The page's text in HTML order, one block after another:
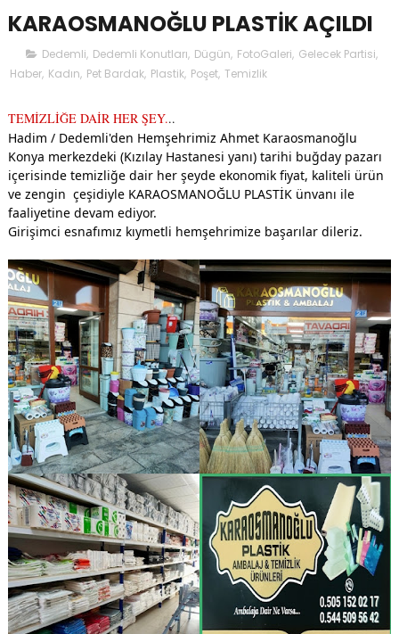
KARAOSMANOĞLU PLASTİK AÇILDI
Dedemli, Dedemli Konutları, Dügün, FotoGaleri, Gelecek Partisi,
Haber, Kadın, Pet Bardak, Plastik, Poşet, Temizlik
TEMİZLİĞE DAİR HER ŞEY...
Hadim / Dedemli'den Hemşehrimiz Ahmet Karaosmanoğlu
Konya merkezdeki (Kızılay Hastanesi yanı) tarihi buğday pazarı
içerisinde temizliğe dair her şeyde ekonomik fiyat, kaliteli ürün
ve zengin  çeşidiyle KARAOSMANOĞLU PLASTİK ünvanı ile
faaliyetine devam ediyor.
Girişimci esnafımız kıymetli hemşehrimize başarılar dileriz.